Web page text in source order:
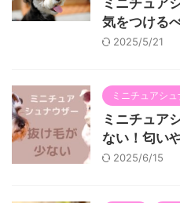
気をつける
2025/5/21
ミニチュアシ
ミニチュア
ない！匂い
2025/6/15